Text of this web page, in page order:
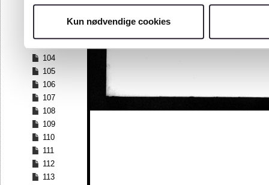
Kun nødvendige cookies
100
104
105
106
107
108
109
110
111
112
113